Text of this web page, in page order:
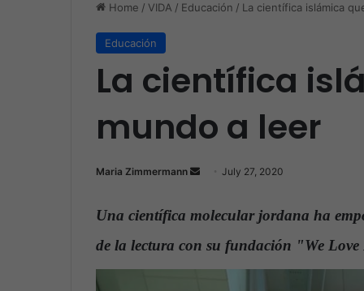
Home / VIDA / Educación / La científica islámica
Educación
La científica
mundo a leer
Maria Zimmermann
n
a
n
July 27, 2020
Una científica molecular jordana ha
de la lectura con su fundación "We